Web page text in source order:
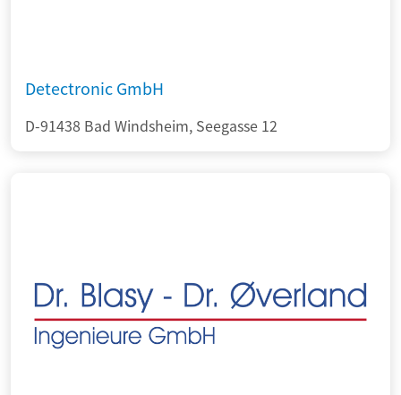
Detectronic GmbH
D-91438 Bad Windsheim, Seegasse 12